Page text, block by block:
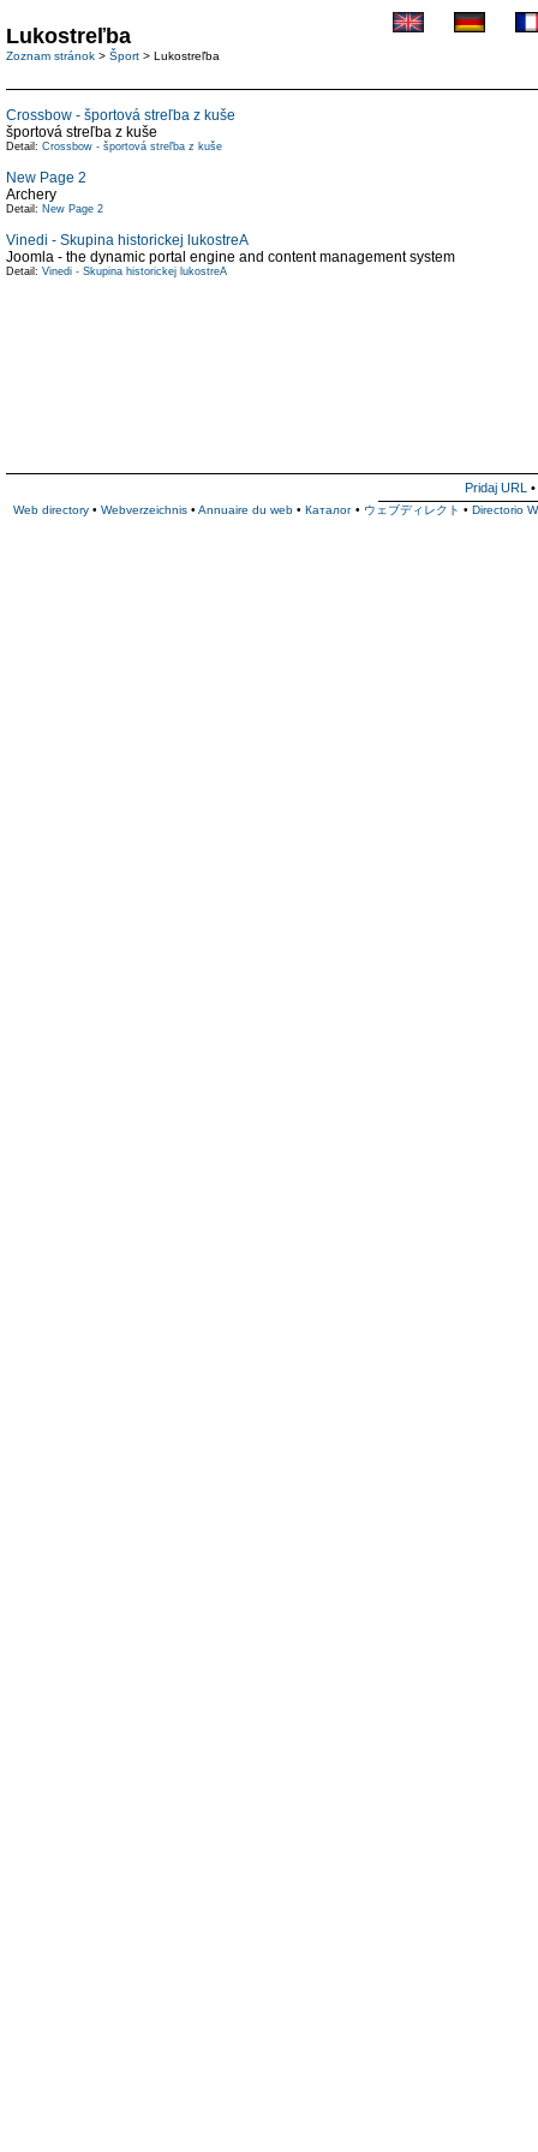
Lukostreľba
Zoznam stránok > Šport > Lukostreľba
Crossbow - športová streľba z kuše
športová streľba z kuše
Detail: Crossbow - športová streľba z kuše
New Page 2
Archery
Detail: New Page 2
Vinedi - Skupina historickej lukostreA
Joomla - the dynamic portal engine and content management system
Detail: Vinedi - Skupina historickej lukostreA
Pridaj URL •
Web directory • Webverzeichnis • Annuaire du web • Каталог • ウェブディレクト • Directorio